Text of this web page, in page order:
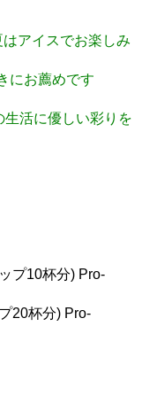
アイスでお楽しみ
にお薦めです
活に優しい彩りを
プ10杯分) Pro-
20杯分) Pro-